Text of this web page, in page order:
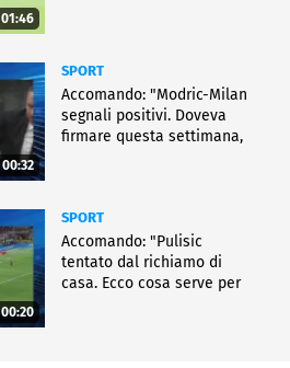
01:46
00:32
SPORT
Accomando: "Modric-Milan
segnali positivi. Doveva
firmare questa settimana,
00:20
SPORT
Accomando: "Pulisic
tentato dal richiamo di
casa. Ecco cosa serve per